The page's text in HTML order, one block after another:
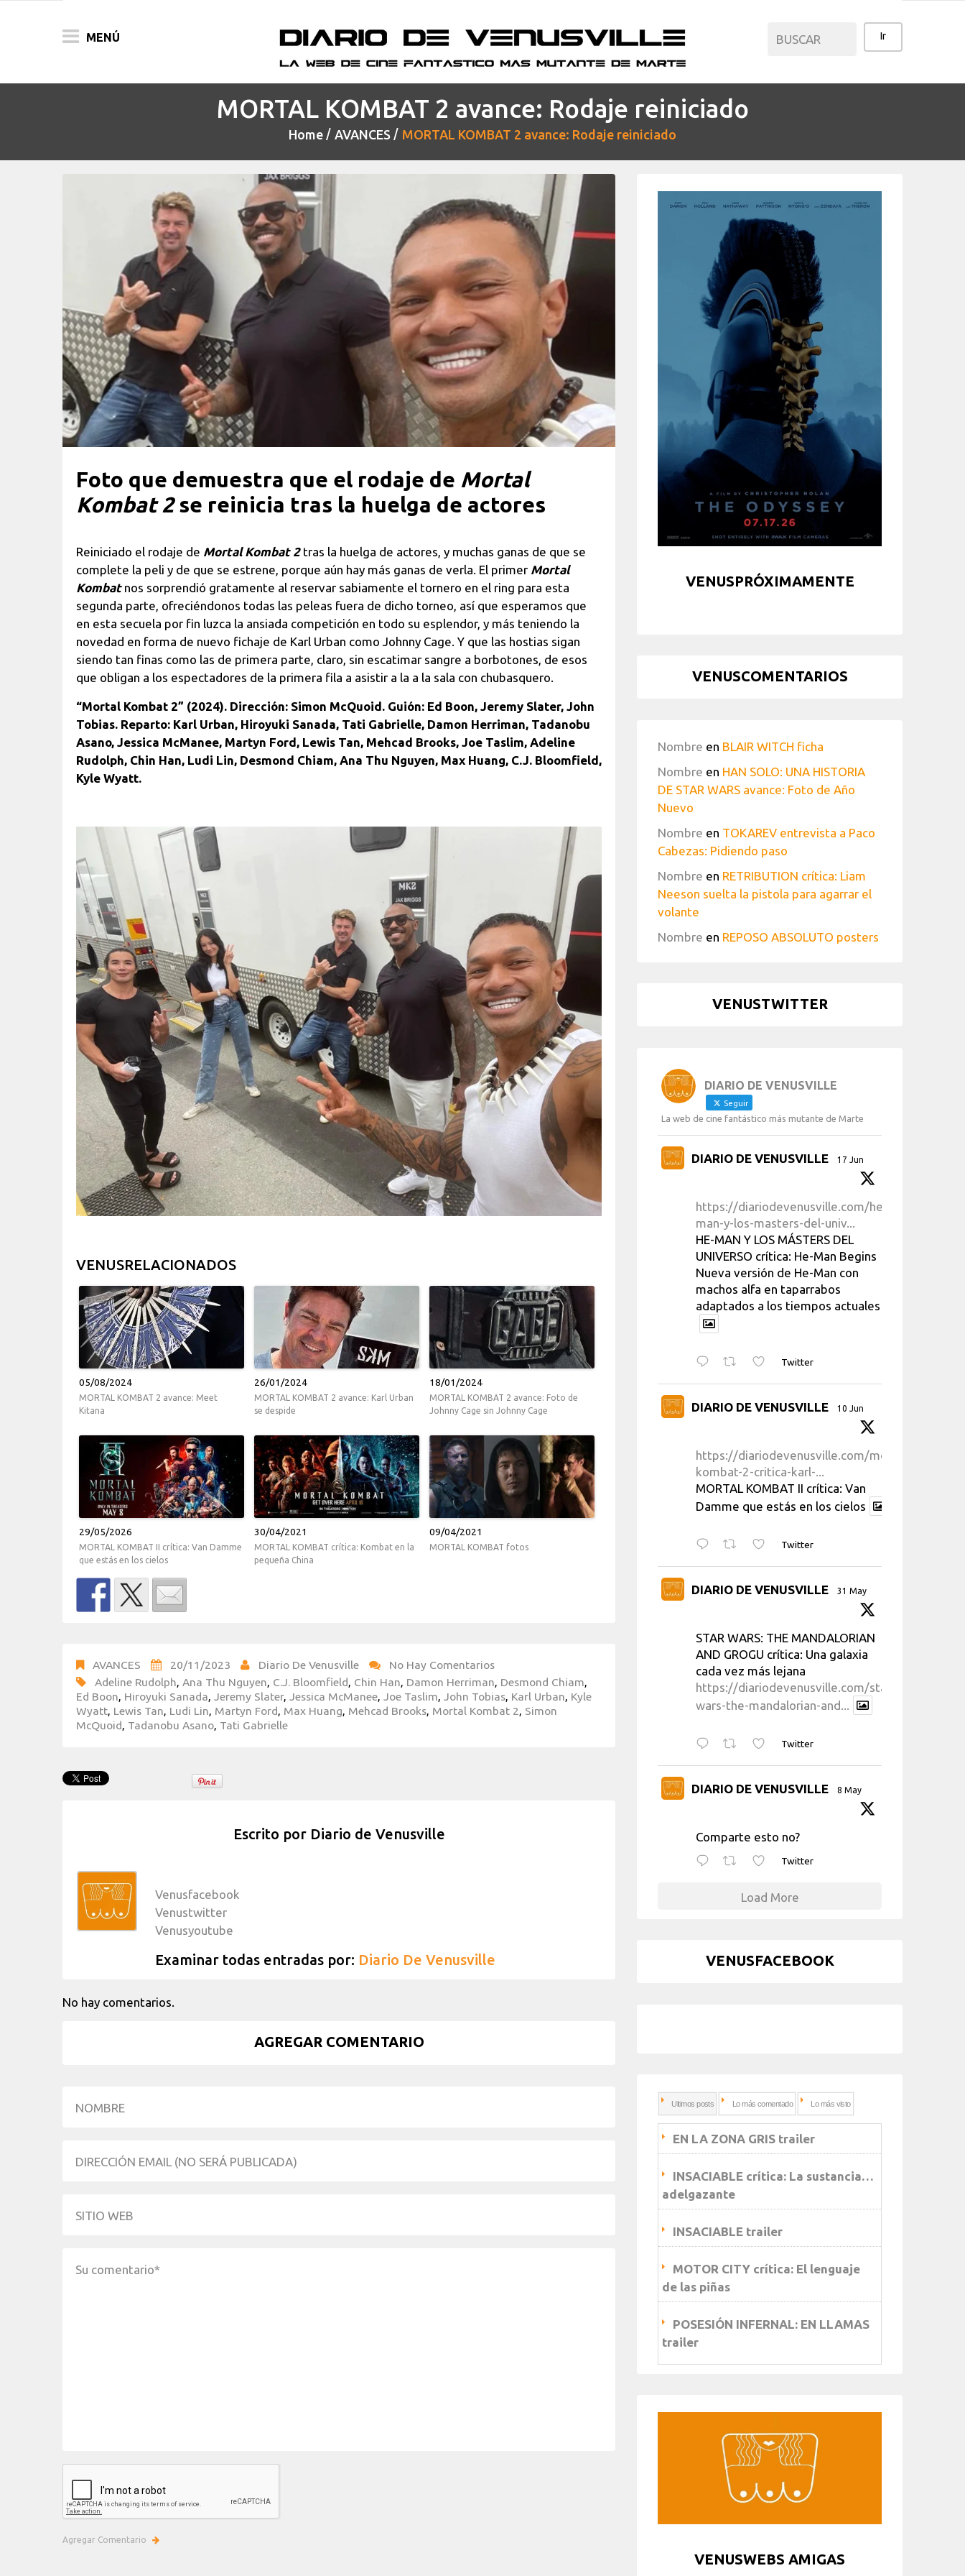
MENÚ
MORTAL KOMBAT 2 avance: Rodaje reiniciado
Home AVANCES MORTAL KOMBAT 2 avance: Rodaje reiniciado
Foto que demuestra que el rodaje de Mortal
Kombat 2se reinicia tras la huelga de actores
Reiniciado el rodaje de Mortal Kombat 2tras la huelga de actores, y muchas ganas de que se
complete la peli y de que se estrene, porque aún hay más ganas de verla. El primer Mortal
Kombatnos sorprendió gratamente al reservar sabiamente el tornero en el ring para esta
segunda parte, ofreciéndonos todas las peleas fuera de dicho torneo, así que esperamos que
en esta secuela por fin luzca la ansiada competición en todo su esplendor, y más teniendo la
novedad en forma de nuevo fichaje de Karl Urban como Johnny Cage. Y que las hostias sigan
siendo tan finas como las de primera parte, claro, sin escatimar sangre a borbotones, de esos
que obligan a los espectadores de la primera fila a asistir a la a la sala con chubasquero.
“Mortal Kombat 2” (2024). Dirección: Simon McQuoid. Guión: Ed Boon, Jeremy Slater, John
Tobias. Reparto: Karl Urban, Hiroyuki Sanada, Tati Gabrielle, Damon Herriman, Tadanobu
Asano, Jessica McManee, Martyn Ford, Lewis Tan, Mehcad Brooks, Joe Taslim, Adeline
Rudolph, Chin Han, Ludi Lin, Desmond Chiam, Ana Thu Nguyen, Max Huang, C.J. Bloomfield,
Kyle Wyatt.
VENUSRELACIONADOS
05/08/2024
MORTAL KOMBAT 2 avance: Meet
Kitana
26/01/2024
MORTAL KOMBAT 2 avance: Karl Urban
se despide
18/01/2024
MORTAL KOMBAT 2 avance: Foto de
Johnny Cage sin Johnny Cage
29/05/2026
MORTAL KOMBAT II crítica: Van Damme
que estás en los cielos
30/04/2021
MORTAL KOMBAT crítica: Kombat en la
pequeña China
09/04/2021
MORTAL KOMBAT fotos
AVANCES 20/11/2023 Diario De Venusville
No Hay Comentarios
Adeline Rudolph, Ana Thu Nguyen, C.J. Bloomfield, Chin Han, Damon Herriman, Desmond Chiam,
Ed Boon, Hiroyuki Sanada, Jeremy Slater, Jessica McManee, Joe Taslim, John Tobias, Karl Urban, Kyle
Wyatt, Lewis Tan, Ludi Lin, Martyn Ford, Max Huang, Mehcad Brooks, Mortal Kombat 2, Simon
McQuoid, Tadanobu Asano, Tati Gabrielle
Escrito por Diario de Venusville
Venusfacebook
Venustwitter
Venusyoutube
Examinar todas entradas por: Diario De Venusville
No hay comentarios.
AGREGAR COMENTARIO
VENUSPRÓXIMAMENTE
VENUSCOMENTARIOS
Nombre en BLAIR WITCH ficha
Nombre en HAN SOLO: UNA HISTORIA
DE STAR WARS avance: Foto de Año
Nuevo
Nombre en TOKAREV entrevista a Paco
Cabezas: Pidiendo paso
Nombre en RETRIBUTION crítica: Liam
Neeson suelta la pistola para agarrar el
volante
Nombre en REPOSO ABSOLUTO posters
VENUSTWITTER
DIARIO DE VENUSVILLE
Seguir
La web de cine fantástico más mutante de Marte
DIARIO DE VENUSVILLE 17 Jun
https://diariodevenusville.com/he-
man-y-los-masters-del-univ...
HE-MAN Y LOS MÁSTERS DEL
UNIVERSO crítica: He-Man Begins
Nueva versión de He-Man con
machos alfa en taparrabos
adaptados a los tiempos actuales
Twitter
DIARIO DE VENUSVILLE 10 Jun
https://diariodevenusville.com/mortal-
kombat-2-critica-karl-...
MORTAL KOMBAT II crítica: Van
Damme que estás en los cielos
Twitter
DIARIO DE VENUSVILLE 31 May
STAR WARS: THE MANDALORIAN
AND GROGU crítica: Una galaxia
cada vez más lejana
https://diariodevenusville.com/star-
wars-the-mandalorian-and...
Twitter
DIARIO DE VENUSVILLE 8 May
Comparte esto no?
Twitter
Load More
VENUSFACEBOOK
Ultimos posts Lo más comentado Lo más visto
EN LA ZONA GRIS trailer
INSACIABLE crítica: La sustancia…
adelgazante
INSACIABLE trailer
MOTOR CITY crítica: El lenguaje
de las piñas
POSESIÓN INFERNAL: EN LLAMAS
trailer
VENUSWEBS AMIGAS
FESTIVALES
CATEGORÍAS